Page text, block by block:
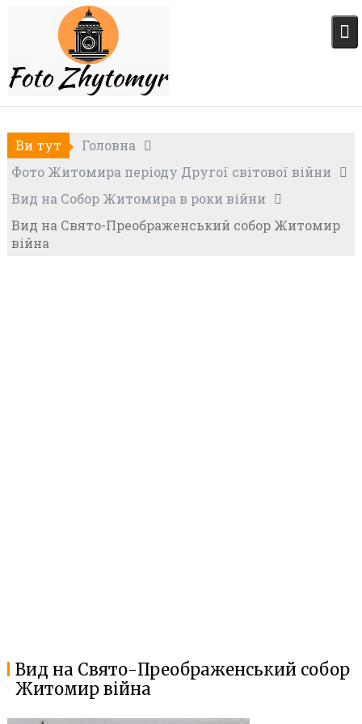
Ви тут
Головна
Фото Житомира періоду Другої світової війни
Вид на Собор Житомира в роки війни
Вид на Свято-Преображенський собор Житомир
війна
Вид на Свято-Преображенський собор
Житомир війна